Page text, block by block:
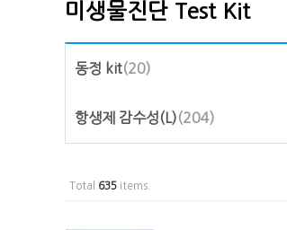
미생물진단 Test Kit
동정 kit(20)
항생제 감수성(L)(204)
Total 635 items.